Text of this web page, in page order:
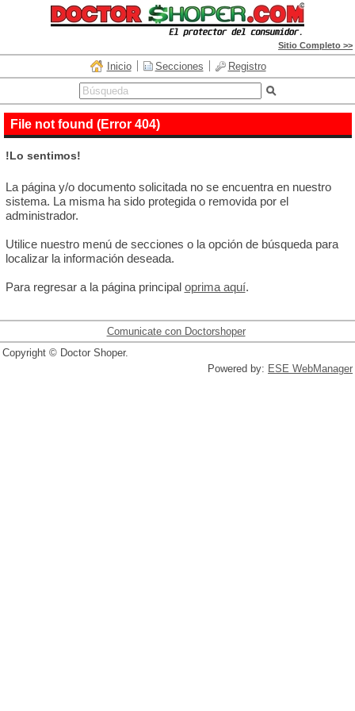
Sitio Completo >>
Inicio Secciones Registro
File not found (Error 404)
!Lo sentimos!
La página y/o documento solicitada no se encuentra en nuestro
sistema. La misma ha sido protegida o removida por el
administrador.
Utilice nuestro menú de secciones o la opción de búsqueda para
localizar la información deseada.
Para regresar a la página principal oprima aquí.
Comunicate con Doctorshoper
Copyright © Doctor Shoper.
Powered by: ESE WebManager